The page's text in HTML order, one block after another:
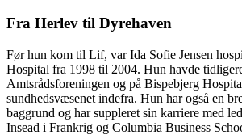
Fra Herlev til Dyrehaven
Før hun kom til Lif, var Ida Sofie Jensen
Hospital fra 1998 til 2004. Hun havde
Amtsrådsforeningen og på Bispebjerg
sundhedsvæsenet indefra. Hun har også en
baggrund og har suppleret sin karriere med
Insead i Frankrig og Columbia Business